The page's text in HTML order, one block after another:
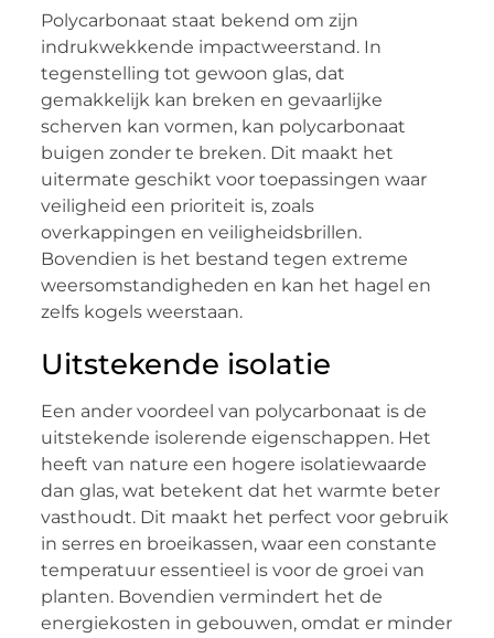
Polycarbonaat staat bekend om zijn
indrukwekkende impactweerstand. In
tegenstelling tot gewoon glas, dat
gemakkelijk kan breken en gevaarlijke
scherven kan vormen, kan polycarbonaat
buigen zonder te breken. Dit maakt het
uitermate geschikt voor toepassingen waar
veiligheid een prioriteit is, zoals
overkappingen en veiligheidsbrillen.
Bovendien is het bestand tegen extreme
weersomstandigheden en kan het hagel en
zelfs kogels weerstaan.
Uitstekende isolatie
Een ander voordeel van polycarbonaat is de
uitstekende isolerende eigenschappen. Het
heeft van nature een hogere isolatiewaarde
dan glas, wat betekent dat het warmte beter
vasthoudt. Dit maakt het perfect voor gebruik
in serres en broeikassen, waar een constante
temperatuur essentieel is voor de groei van
planten. Bovendien vermindert het de
energiekosten in gebouwen, omdat er minder